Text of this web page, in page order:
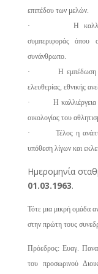
επιπέδου των μελών.
· Η καλλιέργεια
συμπεριφοράς όπου
συνάνθρωπο.
· Η εμπέδωση και
ελευθερίας, εθνικής
· Η καλλιέργεια του
οικολογίας του
· Τέλος η ανάπτυξη
υπόθεση λίγων και
Ημερομηνία
01.03.1963.
Τότε μια μικρή ομάδα
στην πρώτη τους
Πρόεδρος: Ευαγ.
του προσωρινού